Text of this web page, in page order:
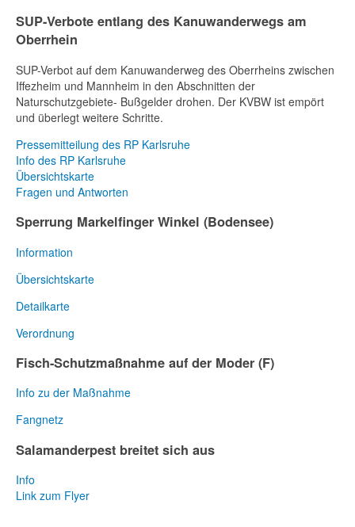
SUP-Verbote entlang des Kanuwanderwegs am
Oberrhein
SUP-Verbot auf dem Kanuwanderweg des Oberrheins zwischen
Iffezheim und Mannheim in den Abschnitten der
Naturschutzgebiete- Bußgelder drohen. Der KVBW ist empört
und überlegt weitere Schritte.
Pressemitteilung des RP Karlsruhe
Info des RP Karlsruhe
Übersichtskarte
Fragen und Antworten
Sperrung Markelfinger Winkel (Bodensee)
Information
Übersichtskarte
Detailkarte
Verordnung
Fisch-Schutzmaßnahme auf der Moder (F)
Info zu der Maßnahme
Fangnetz
Salamanderpest breitet sich aus
Info
Link zum Flyer